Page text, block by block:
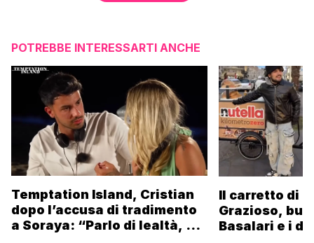
POTREBBE INTERESSARTI ANCHE
Temptation Island, Cristian
dopo l’accusa di tradimento
a Soraya: “Parlo di lealtà, ma
Il carretto di
Grazioso,
Basalari e i